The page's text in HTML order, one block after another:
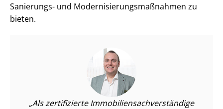
Sanierungs- und Mo­der­ni­sie­rungs­maß­nah­men zu
bieten.
Als zertifizierte Im­mo­bi­li­en­sach­ver­stän­di­ge